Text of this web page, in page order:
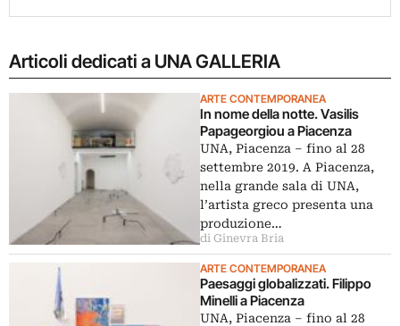
Articoli dedicati a UNA GALLERIA
ARTE CONTEMPORANEA
In nome della notte. Vasilis
Papageorgiou a Piacenza
UNA, Piacenza – fino al 28
settembre 2019. A Piacenza,
nella grande sala di UNA,
l’artista greco presenta una
produzione…
di Ginevra Bria
ARTE CONTEMPORANEA
Paesaggi globalizzati. Filippo
Minelli a Piacenza
UNA, Piacenza ‒ fino al 28